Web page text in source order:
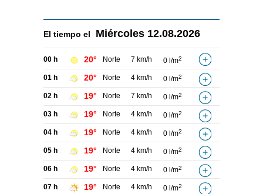
El tiempo el Miércoles 12.08.2026
00 h 20° Norte 7 km/h 0 l/m2
01 h 20° Norte 4 km/h 0 l/m2
02 h 19° Norte 7 km/h 0 l/m2
03 h 19° Norte 4 km/h 0 l/m2
04 h 19° Norte 4 km/h 0 l/m2
05 h 19° Norte 4 km/h 0 l/m2
06 h 19° Norte 4 km/h 0 l/m2
07 h 19° Norte 4 km/h 0 l/m2